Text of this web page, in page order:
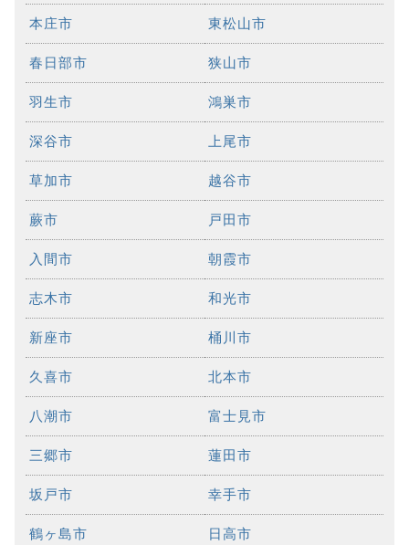
本庄市 東松山市
春日部市 狭山市
羽生市 鴻巣市
深谷市 上尾市
草加市 越谷市
蕨市 戸田市
入間市 朝霞市
志木市 和光市
新座市 桶川市
久喜市 北本市
八潮市 富士見市
三郷市 蓮田市
坂戸市 幸手市
鶴ヶ島市 日高市